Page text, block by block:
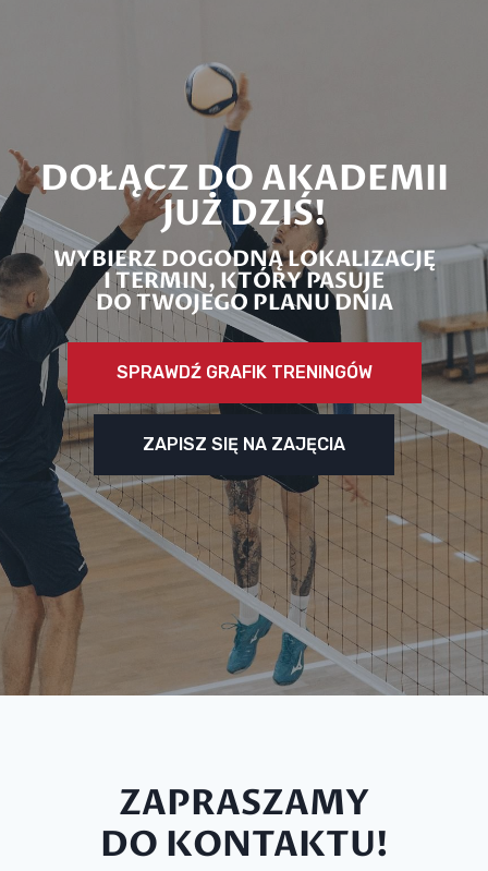
DOŁĄCZ DO AKADEMII
JUŻ DZIŚ!
WYBIERZ DOGODNĄ LOKALIZACJĘ
I TERMIN, KTÓRY PASUJE
DO TWOJEGO PLANU DNIA
SPRAWDŹ GRAFIK TRENINGÓW
ZAPISZ SIĘ NA ZAJĘCIA
ZAPRASZAMY
DO KONTAKTU!